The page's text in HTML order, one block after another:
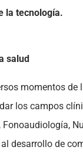
la tecnología.
salud
momentos de
los campos
desarrollo de